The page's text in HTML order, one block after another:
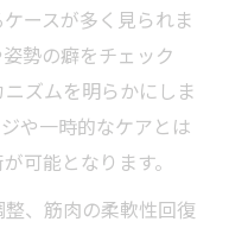
関係を分析する重
を整体で見直す方
勢と腰痛予防のポ
ースが多く見られま
勢の癖をチェック
ズムを明らかにしま
や一時的なケアとは
可能となります。
、筋肉の柔軟性回復